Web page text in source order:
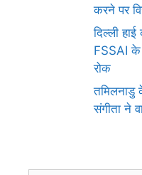
करने पर
दिल्ली
FSSAI के
रोक
तमिलनाडु
संगीता ने